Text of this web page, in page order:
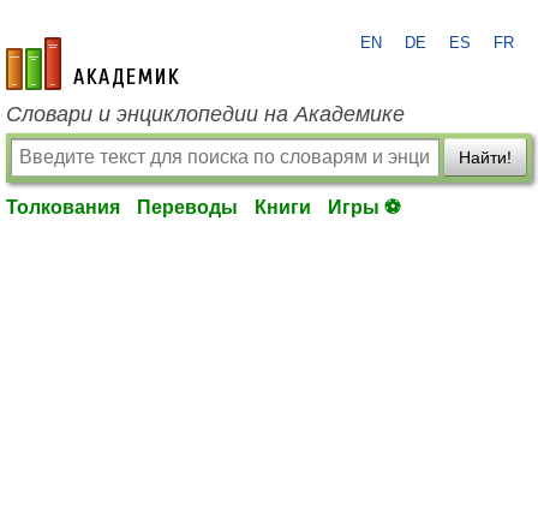
academic.ru
EN DE ES FR
Словари и энциклопедии на Академике
Найти!
Толкования Переводы Книги Игры ⚽